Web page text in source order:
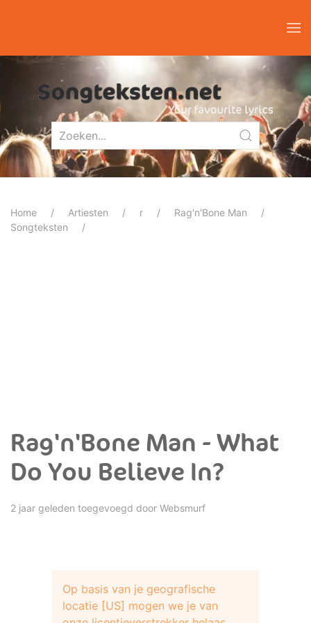
Home Artiesten r
Rag'n'Bone Man
Songteksten
Rag'n'Bone Man - What
Do You Believe In?
2 jaar geleden toegevoegd door Websmurf
Op basis van je geografische
locatie [US] mogen we je van